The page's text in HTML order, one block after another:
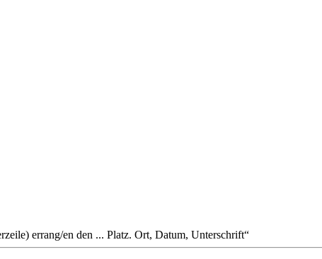
errang/en den ... Platz. Ort, Datum, Unterschrift